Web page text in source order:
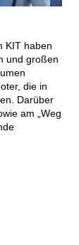
KIT haben
und großen
die in
Darüber
am „Weg